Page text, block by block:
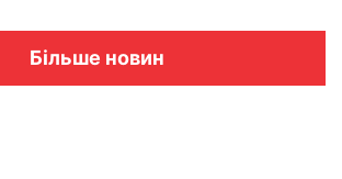
Більше новин